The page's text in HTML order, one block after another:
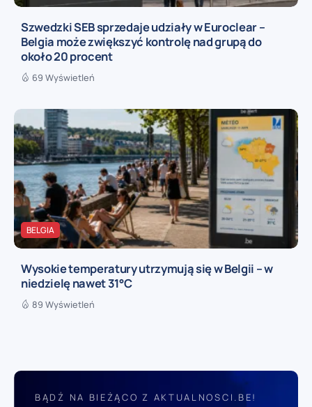
Szwedzki SEB sprzedaje udziały w Euroclear –
Belgia może zwiększyć kontrolę nad grupą do
około 20 procent
69 Wyświetleń
BELGIA
Wysokie temperatury utrzymują się w Belgii – w
niedzielę nawet 31°C
89 Wyświetleń
BĄDŹ NA BIEŻĄCO Z AKTUALNOSCI.BE!